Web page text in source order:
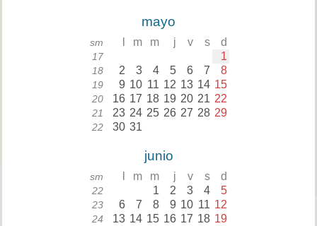
mayo
sm m m j v s d
17 1
18 2 3 4 5 6 7 8
19 9 10 11 12 13 14 15
20 16 17 18 19 20 21 22
21 23 24 25 26 27 28 29
22 30 31
junio
sm m m j v s d
22 1 2 3 4 5
23 6 7 8 9 10 11 12
24 13 14 15 16 17 18 19